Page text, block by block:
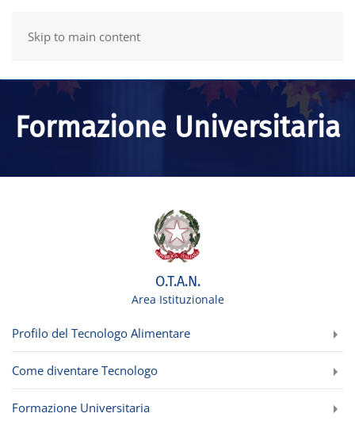
Skip to main content
Formazione Universitaria
O.T.A.N.
Area Istituzionale
Profilo del Tecnologo Alimentare
Come diventare Tecnologo
Formazione Universitaria